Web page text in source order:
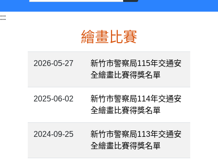
:::
繪畫比賽
2026-05-27
新竹市警察局115年交通安
全繪畫比賽得獎名單
2025-06-02
新竹市警察局114年交通安
全繪畫比賽得獎名單
2024-09-25
新竹市警察局113年交通安
全繪畫比賽得獎名單